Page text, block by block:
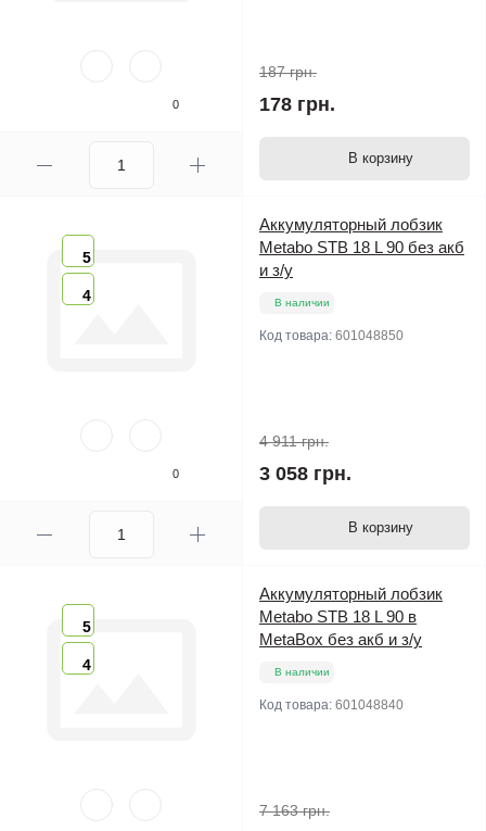
0
187 грн.
178 грн.
В корзину
5
4
0
Аккумуляторный лобзик
Metabo STB 18 L 90 без акб
и з/у
В наличии
Код товара: 601048850
4 911 грн.
3 058 грн.
В корзину
5
4
Аккумуляторный лобзик
Metabo STB 18 L 90 в
MetaBox без акб и з/у
В наличии
Код товара: 601048840
7 163 грн.